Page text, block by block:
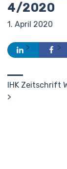
4/2020
1. April 2020
IHK Zeitschrift